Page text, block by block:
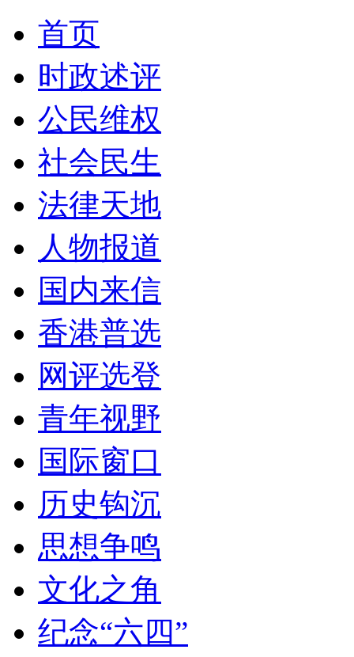
首页
时政述评
公民维权
社会民生
法律天地
人物报道
国内来信
香港普选
网评选登
青年视野
国际窗口
历史钩沉
思想争鸣
文化之角
纪念“六四”